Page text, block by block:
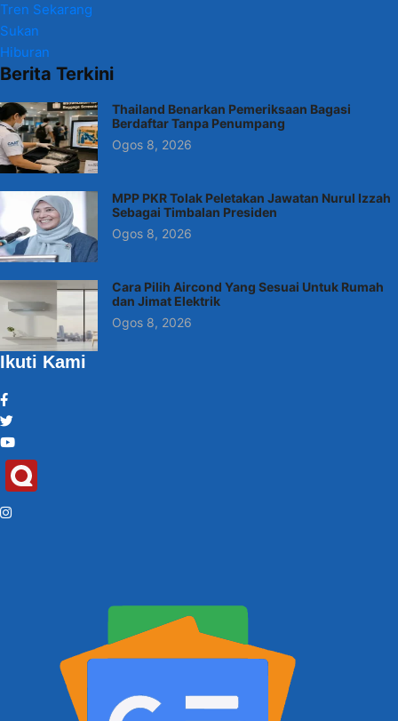
Tren Sekarang
Sukan
Hiburan
Berita Terkini
Thailand Benarkan Pemeriksaan Bagasi
Berdaftar Tanpa Penumpang
Ogos 8, 2026
MPP PKR Tolak Peletakan Jawatan Nurul Izzah
Sebagai Timbalan Presiden
Ogos 8, 2026
Cara Pilih Aircond Yang Sesuai Untuk Rumah
dan Jimat Elektrik
Ogos 8, 2026
Ikuti Kami